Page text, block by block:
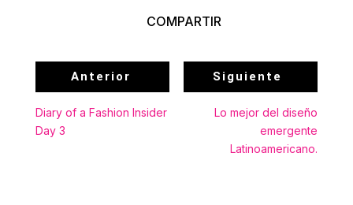
COMPARTIR
Anterior
Diary of a Fashion Insider
Day 3
Siguiente
Lo mejor del diseño
emergente
Latinoamericano.